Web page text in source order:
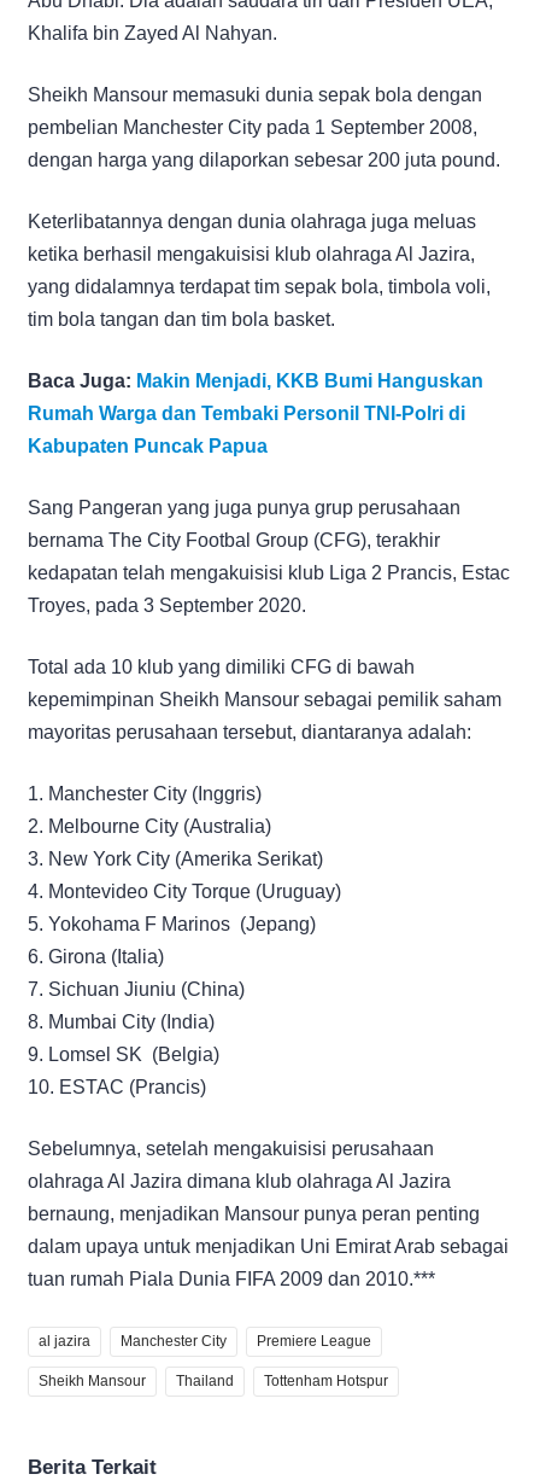
Khalifa bin Zayed Al Nahyan.
Sheikh Mansour memasuki dunia sepak bola dengan
pembelian Manchester City pada 1 September 2008,
dengan harga yang dilaporkan sebesar 200 juta pound.
Keterlibatannya dengan dunia olahraga juga meluas
ketika berhasil mengakuisisi klub olahraga Al Jazira,
yang didalamnya terdapat tim sepak bola, timbola voli,
tim bola tangan dan tim bola basket.
Baca Juga: Makin Menjadi, KKB Bumi Hanguskan
Rumah Warga dan Tembaki Personil TNI-Polri di
Kabupaten Puncak Papua
Sang Pangeran yang juga punya grup perusahaan
bernama The City Footbal Group (CFG), terakhir
kedapatan telah mengakuisisi klub Liga 2 Prancis, Estac
Troyes, pada 3 September 2020.
Total ada 10 klub yang dimiliki CFG di bawah
kepemimpinan Sheikh Mansour sebagai pemilik saham
mayoritas perusahaan tersebut, diantaranya adalah:
1. Manchester City (Inggris)
2. Melbourne City (Australia)
3. New York City (Amerika Serikat)
4. Montevideo City Torque (Uruguay)
5. Yokohama F Marinos (Jepang)
6. Girona (Italia)
7. Sichuan Jiuniu (China)
8. Mumbai City (India)
9. Lomsel SK (Belgia)
10. ESTAC (Prancis)
Sebelumnya, setelah mengakuisisi perusahaan
olahraga Al Jazira dimana klub olahraga Al Jazira
bernaung, menjadikan Mansour punya peran penting
dalam upaya untuk menjadikan Uni Emirat Arab sebagai
tuan rumah Piala Dunia FIFA 2009 dan 2010.***
al jazira Manchester City Premiere League
Sheikh Mansour Thailand Tottenham Hotspur
Berita Terkait